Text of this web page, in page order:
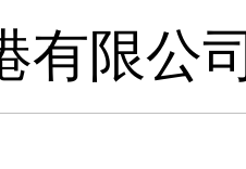
有限公